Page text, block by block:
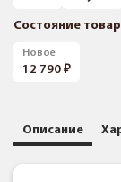
Состояние
Новое
12 790
Описание